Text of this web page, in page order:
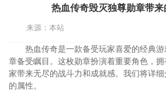
热血传奇毁灭独尊勋章带
来源：本站
热血传奇是一款备受玩家喜爱的经典
章备受瞩目。这枚勋章扮演着重要角色，
家带来无尽的战斗力和成就感。我们将详
的属性。